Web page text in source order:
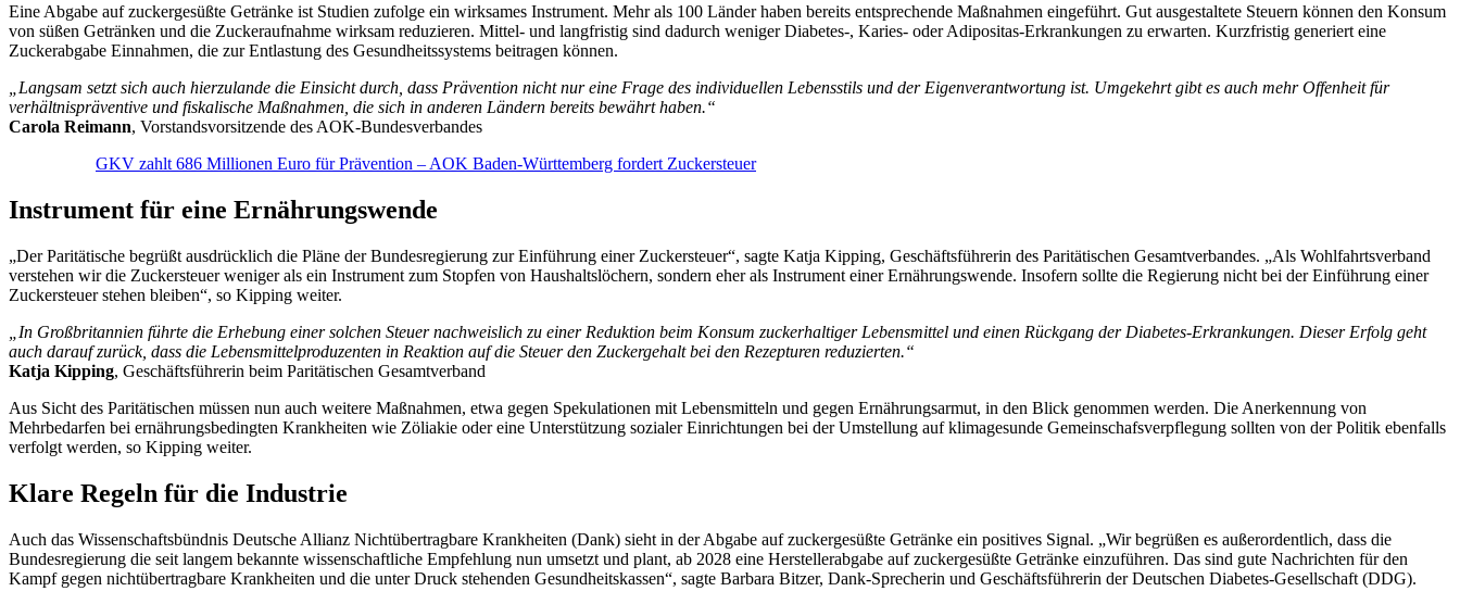
Eine Abgabe auf zuckergesüßte Getränke ist Studien zufolge ein wirksames Instrument. Mehr als 100 Länder haben bereits entsprechende Maßnahmen eingeführt. Gut ausgestaltete Steuern können den Konsum
von süßen Getränken und die Zuckeraufnahme wirksam reduzieren. Mittel- und langfristig sind dadurch weniger Diabetes-, Karies- oder Adipositas-Erkrankungen zu erwarten. Kurzfristig generiert eine
Zuckerabgabe Einnahmen, die zur Entlastung des Gesundheitssystems beitragen können.
„Langsam setzt sich auch hierzulande die Einsicht durch, dass Prävention nicht nur eine Frage des individuellen Lebensstils und der Eigenverantwortung ist. Umgekehrt gibt es auch mehr Offenheit für
verhältnispräventive und fiskalische Maßnahmen, die sich in anderen Ländern bereits bewährt haben.“
Carola Reimann, Vorstandsvorsitzende des AOK-Bundesverbandes
GKV zahlt 686 Millionen Euro für Prävention – AOK Baden-Württemberg fordert Zuckersteuer
Instrument für eine Ernährungswende
„Der Paritätische begrüßt ausdrücklich die Pläne der Bundesregierung zur Einführung einer Zuckersteuer“, sagte Katja Kipping, Geschäftsführerin des Paritätischen Gesamtverbandes. „Als Wohlfahrtsverband
verstehen wir die Zuckersteuer weniger als ein Instrument zum Stopfen von Haushaltslöchern, sondern eher als Instrument einer Ernährungswende. Insofern sollte die Regierung nicht bei der Einführung einer
Zuckersteuer stehen bleiben“, so Kipping weiter.
„In Großbritannien führte die Erhebung einer solchen Steuer nachweislich zu einer Reduktion beim Konsum zuckerhaltiger Lebensmittel und einen Rückgang der Diabetes-Erkrankungen. Dieser Erfolg geht
auch darauf zurück, dass die Lebensmittelproduzenten in Reaktion auf die Steuer den Zuckergehalt bei den Rezepturen reduzierten.“
Katja Kipping, Geschäftsführerin beim Paritätischen Gesamtverband
Aus Sicht des Paritätischen müssen nun auch weitere Maßnahmen, etwa gegen Spekulationen mit Lebensmitteln und gegen Ernährungsarmut, in den Blick genommen werden. Die Anerkennung von
Mehrbedarfen bei ernährungsbedingten Krankheiten wie Zöliakie oder eine Unterstützung sozialer Einrichtungen bei der Umstellung auf klimagesunde Gemeinschafsverpflegung sollten von der Politik ebenfalls
verfolgt werden, so Kipping weiter.
Klare Regeln für die Industrie
Auch das Wissenschaftsbündnis Deutsche Allianz Nichtübertragbare Krankheiten (Dank) sieht in der Abgabe auf zuckergesüßte Getränke ein positives Signal. „Wir begrüßen es außerordentlich, dass die
Bundesregierung die seit langem bekannte wissenschaftliche Empfehlung nun umsetzt und plant, ab 2028 eine Herstellerabgabe auf zuckergesüßte Getränke einzuführen. Das sind gute Nachrichten für den
Kampf gegen nichtübertragbare Krankheiten und die unter Druck stehenden Gesundheitskassen“, sagte Barbara Bitzer, Dank-Sprecherin und Geschäftsführerin der Deutschen Diabetes-Gesellschaft (DDG).